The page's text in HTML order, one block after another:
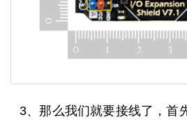
3、那么我们就要接线了，首